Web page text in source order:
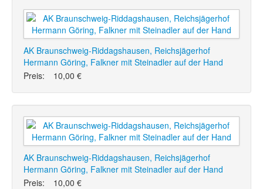
AK Braunschweig-Riddagshausen, Reichsjägerhof
Hermann Göring, Falkner mit Steinadler auf der Hand
Preis:
10,00 €
AK Braunschweig-Riddagshausen, Reichsjägerhof
Hermann Göring, Falkner mit Steinadler auf der Hand
Preis:
10,00 €